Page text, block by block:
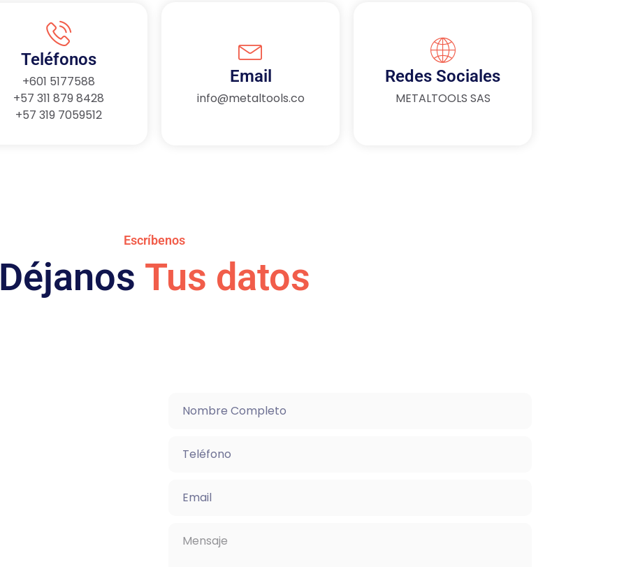
Teléfonos
+601 5177588
+57 311 879 8428
+57 319 7059512
Email
info@metaltools.co
Redes Sociales
METALTOOLS SAS
Escríbenos
Déjanos Tus datos